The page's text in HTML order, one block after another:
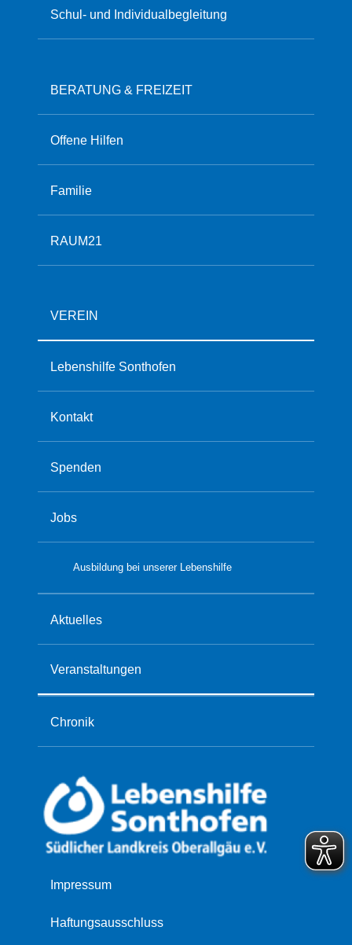
Schul- und Individualbegleitung
BERATUNG & FREIZEIT
Offene Hilfen
Familie
RAUM21
VEREIN
Lebenshilfe Sonthofen
Kontakt
Spenden
Jobs
Ausbildung bei unserer Lebenshilfe
Aktuelles
Veranstaltungen
Chronik
überspringen
Impressum
Haftungsausschluss